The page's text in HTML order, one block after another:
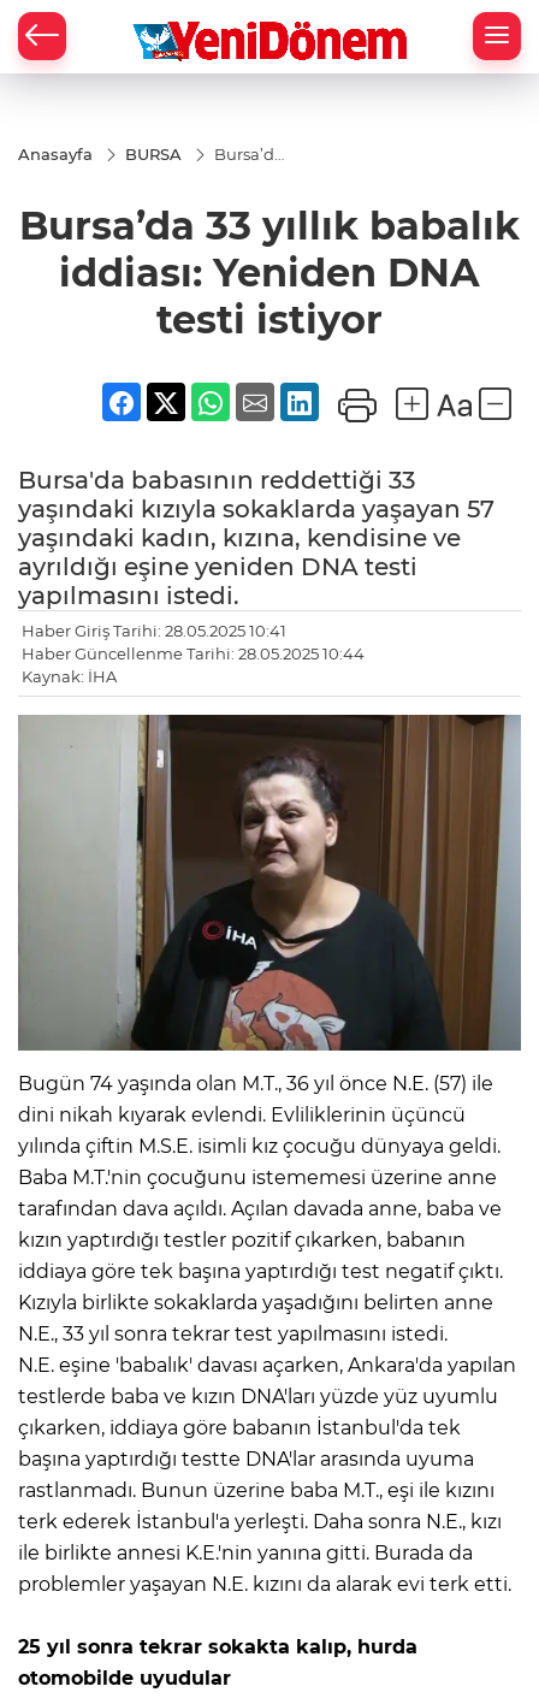
Anasayfa BURSA
Bursa’da
iddiası:
Yeniden
testi
istiyor
Bursa’da 33 yıllık babalık
iddiası: Yeniden DNA
testi istiyor
Bursa'da babasının reddettiği 33
yaşındaki kızıyla sokaklarda yaşayan 57
yaşındaki kadın, kızına, kendisine ve
ayrıldığı eşine yeniden DNA testi
yapılmasını istedi.
Haber Giriş Tarihi: 28.05.2025 10:41
Haber Güncellenme Tarihi: 28.05.2025 10:44
Kaynak: İHA
Bugün 74 yaşında olan M.T., 36 yıl önce N.E. (57) ile
dini nikah kıyarak evlendi. Evliliklerinin üçüncü
yılında çiftin M.S.E. isimli kız çocuğu dünyaya geldi.
Baba M.T.'nin çocuğunu istememesi üzerine anne
tarafından dava açıldı. Açılan davada anne, baba ve
kızın yaptırdığı testler pozitif çıkarken, babanın
iddiaya göre tek başına yaptırdığı test negatif çıktı.
Kızıyla birlikte sokaklarda yaşadığını belirten anne
N.E., 33 yıl sonra tekrar test yapılmasını istedi.
N.E. eşine 'babalık' davası açarken, Ankara'da yapılan
testlerde baba ve kızın DNA'ları yüzde yüz uyumlu
çıkarken, iddiaya göre babanın İstanbul'da tek
başına yaptırdığı testte DNA'lar arasında uyuma
rastlanmadı. Bunun üzerine baba M.T., eşi ile kızını
terk ederek İstanbul'a yerleşti. Daha sonra N.E., kızı
ile birlikte annesi K.E.'nin yanına gitti. Burada da
problemler yaşayan N.E. kızını da alarak evi terk etti.
25 yıl sonra tekrar sokakta kalıp, hurda
otomobilde uyudular